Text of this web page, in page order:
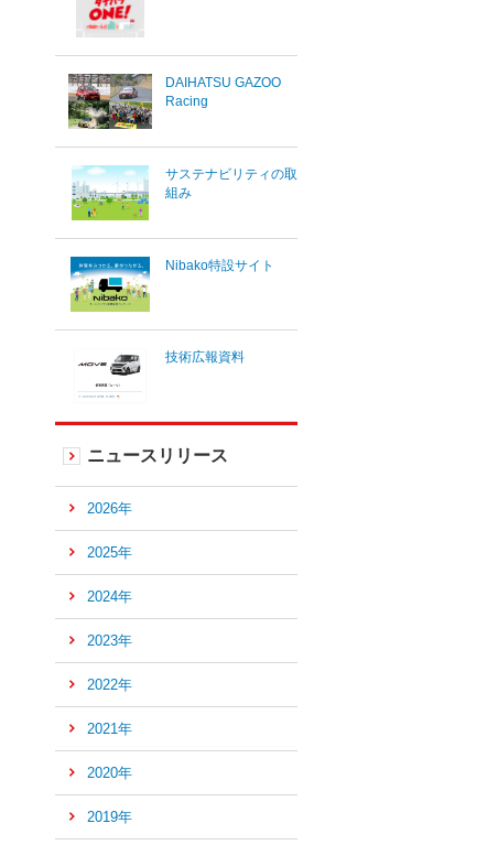
DAIHATSU GAZOO
Racing
サステナビリティの取
組み
Nibako特設サイト
技術広報資料
ニュースリリース
2026年
2025年
2024年
2023年
2022年
2021年
2020年
2019年